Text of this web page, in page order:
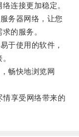
连接更加稳定。
务器网络，让您
的服务。
使用的软件，
畅快地浏览网
享受网络带来的